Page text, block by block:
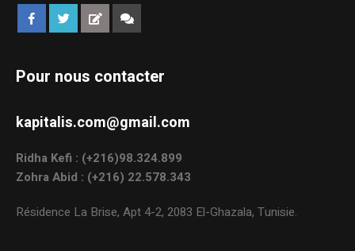
Pour nous contacter
kapitalis.com@gmail.com
Ridha Kefi : (+216)98.324.899
Zohra Abid : (+216) 22.578.343
Résidence La Brise, Apt 4-2, 2083 El-Ghazala, Tunisie.